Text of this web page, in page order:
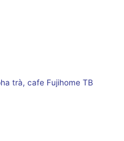
trà, cafe Fujihome TB